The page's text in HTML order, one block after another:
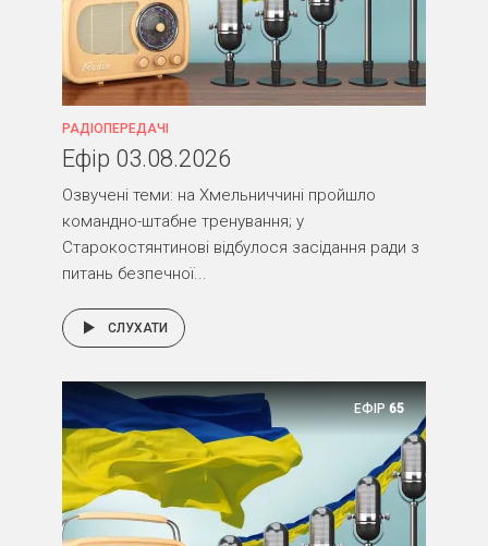
РАДІОПЕРЕДАЧІ
Ефір 03.08.2026
Озвучені теми: на Хмельниччині пройшло
командно-штабне тренування; у
Старокостянтинові відбулося засідання ради з
питань безпечної...
СЛУХАТИ
ЕФІР 65